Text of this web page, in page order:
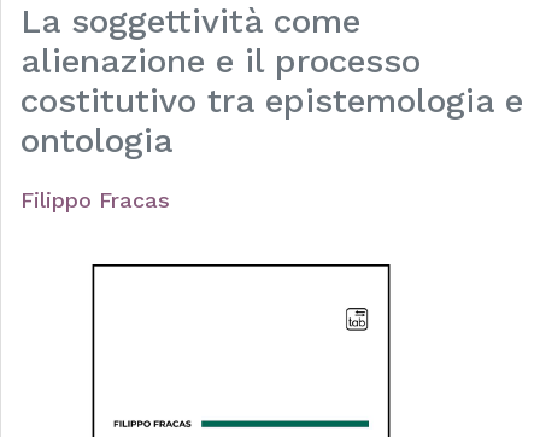
La soggettività come
alienazione e il processo
costitutivo tra epistemologia e
ontologia
Filippo Fracas